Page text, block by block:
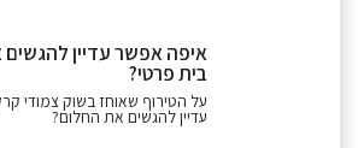
איפה אפשר עדיין
בית פרטי?
על הטירוף שאוחז בשוק צמודי
עדיין להגשים את החלום?